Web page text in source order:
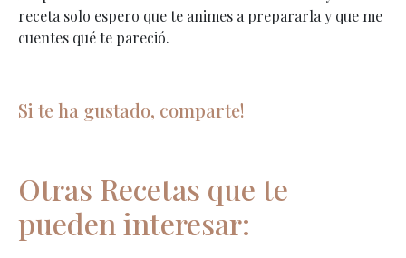
receta solo espero que te animes a prepararla y que me
cuentes qué te pareció.
Si te ha gustado, comparte!
Otras Recetas que te
pueden interesar: